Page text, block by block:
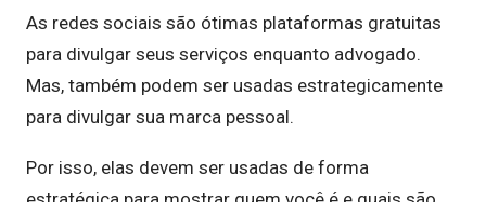
As redes sociais são ótimas plataformas gratuitas
para divulgar seus serviços enquanto advogado.
Mas, também podem ser usadas estrategicamente
para divulgar sua marca pessoal.
Por isso, elas devem ser usadas de forma